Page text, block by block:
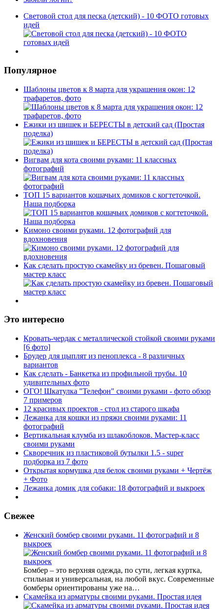
Световой стол для песка (детский) - 10 ФОТО готовых
идей
Популярное
Шаблоны цветов к 8 марта для украшения окон: 12
трафаретов, фото
Ежики из шишек и БЕРЕСТЫ в детский сад (Простая
поделка)
Вигвам для кота своими руками: 11 классных
фотографий
ТОП 15 вариантов кошачьих домиков с когтеточкой.
Наша подборка
Кимоно своими руками. 12 фотографий для
вдохновения
Как сделать простую скамейку из бревен. Пошаговый
мастер класс
Это интересно
Кровать-чердак с металлической стойкой своими руками
[6 фото]
Брудер для цыплят из пеноплекса - 8 различных
вариантов
Как сделать - Банкетка из профильной трубы. 10
удивительных фото
ОГО! Шкатулка "Телефон" своими руками - фото обзор
7 примеров
12 красивых проектов - стол из старого шкафа
Лежанка для кошки из пряжи своими руками: 11
фотографий
Вертикальная клумба из шлакоблоков. Мастер-класс
своими руками
Скворечник из пластиковой бутылки 1.5 - super
подборка из 7 фото
Открытая кормушка для белок своими руками + Чертёж
+ Фото
Лежанка домик для собаки: 18 фотографий и выкроек
Свежее
Женский бомбер своими руками. 11 фотографий и 8
выкроек
Бомбер – это верхняя одежда, по сути, легкая куртка,
стильная и универсальная, на любой вкус. Современные
бомберы ориентированы уже на…
Скамейка из арматуры своими руками. Простая идея